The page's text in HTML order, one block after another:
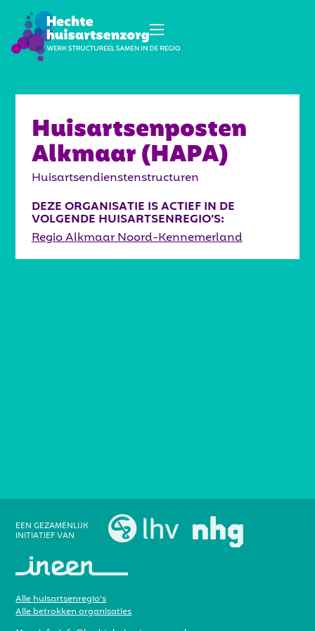
Huisartsenposten
Alkmaar (HAPA)
Huisartsendienstenstructuren
DEZE ORGANISATIE IS ACTIEF IN DE
VOLGENDE HUISARTSENREGIO’S:
Regio Alkmaar Noord-Kennemerland
EEN GEZAMENLIJK
INITIATIEF VAN
Alle huisartsenregio’s
Alle betrokken organisaties